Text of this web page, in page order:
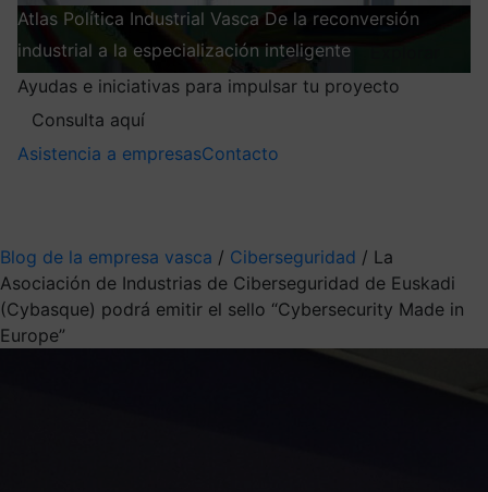
Atlas Política Industrial Vasca De la reconversión
industrial a la especialización inteligente
Ayudas e iniciativas para impulsar tu proyecto
Consulta aquí
Asistencia a empresasContacto
Blog de la empresa vasca / Ciberseguridad / La
Asociación de Industrias de Ciberseguridad de Euskadi
(Cybasque) podrá emitir el sello “Cybersecurity Made in
Europe”